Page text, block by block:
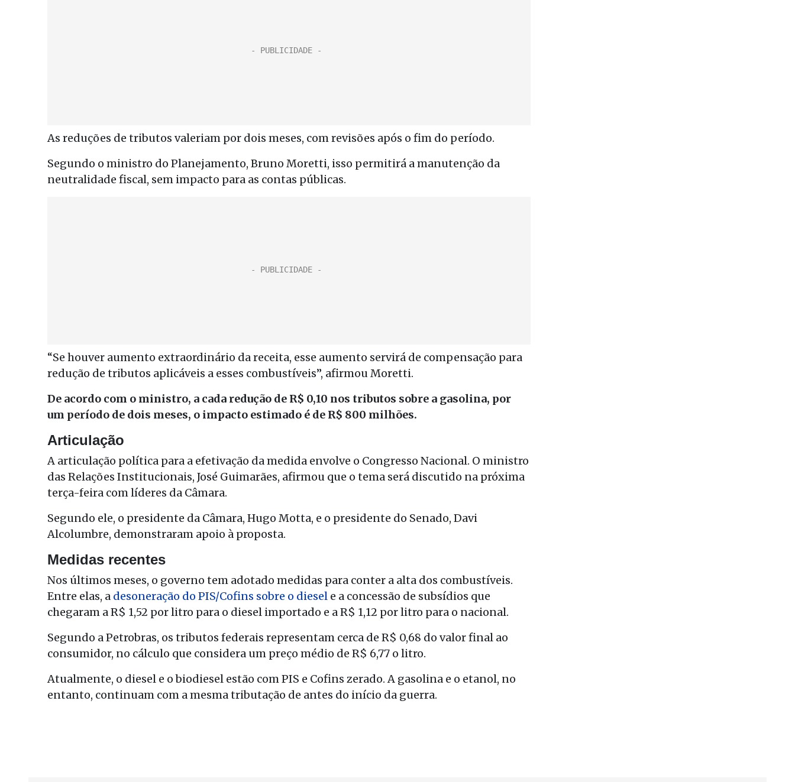
As reduções de tributos valeriam por dois meses, com revisões após o fim do período.
Segundo o ministro do Planejamento, Bruno Moretti, isso permitirá a manutenção da
neutralidade fiscal, sem impacto para as contas públicas.
“Se houver aumento extraordinário da receita, esse aumento servirá de compensação para
redução de tributos aplicáveis a esses combustíveis”, afirmou Moretti.
De acordo com o ministro, a cada redução de R$ 0,10 nos tributos sobre a gasolina, por
um período de dois meses, o impacto estimado é de R$ 800 milhões.
Articulação
A articulação política para a efetivação da medida envolve o Congresso Nacional. O ministro
das Relações Institucionais, José Guimarães, afirmou que o tema será discutido na próxima
terça-feira com líderes da Câmara.
Segundo ele, o presidente da Câmara, Hugo Motta, e o presidente do Senado, Davi
Alcolumbre, demonstraram apoio à proposta.
Medidas recentes
Nos últimos meses, o governo tem adotado medidas para conter a alta dos combustíveis.
Entre elas, a desoneração do PIS/Cofins sobre o diesel e a concessão de subsídios que
chegaram a R$ 1,52 por litro para o diesel importado e a R$ 1,12 por litro para o nacional.
Segundo a Petrobras, os tributos federais representam cerca de R$ 0,68 do valor final ao
consumidor, no cálculo que considera um preço médio de R$ 6,77 o litro.
Atualmente, o diesel e o biodiesel estão com PIS e Cofins zerado. A gasolina e o etanol, no
entanto, continuam com a mesma tributação de antes do início da guerra.